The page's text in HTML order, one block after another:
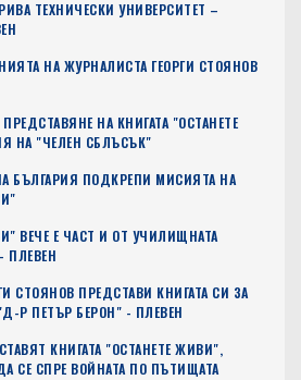
ТЕХНИЧЕСКИ УНИВЕРСИТЕТ –
НА ЖУРНАЛИСТА ГЕОРГИ СТОЯНОВ
НА КНИГАТА "ОСТАНЕТЕ
НА "ЧЕЛЕН СБЛЪСЪК"
БЪЛГАРИЯ ПОДКРЕПИ МИСИЯТА НА
ВЕЧЕ Е ЧАСТ И ОТ УЧИЛИЩНАТА
ПЛЕВЕН
СТОЯНОВ ПРЕДСТАВИ КНИГАТА СИ ЗА
Р ПЕТЪР БЕРОН" - ПЛЕВЕН
КНИГАТА "ОСТАНЕТЕ ЖИВИ",
СЕ СПРЕ ВОЙНАТА ПО ПЪТИЩАТА